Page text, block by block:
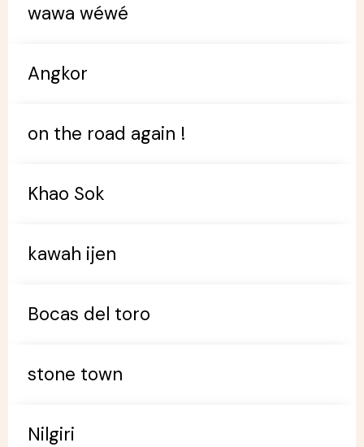
wawa wéwé
Angkor
on the road again !
Khao Sok
kawah ijen
Bocas del toro
stone town
Nilgiri